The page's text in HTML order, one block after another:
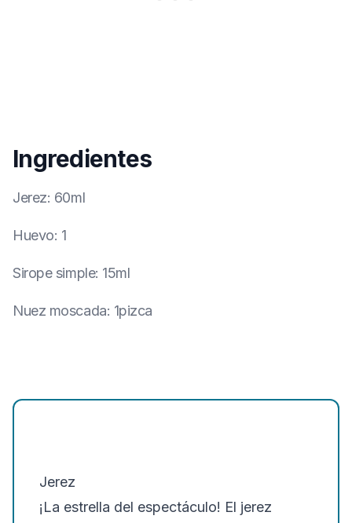
Ingredientes
Jerez: 60ml
Huevo: 1
Sirope simple: 15ml
Nuez moscada: 1pizca
Jerez
¡La estrella del espectáculo! El jerez